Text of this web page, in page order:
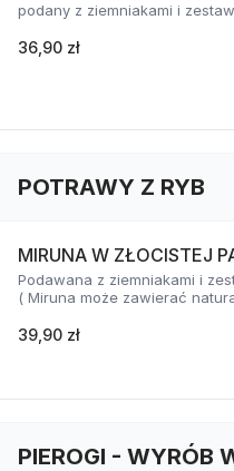
podany z ziemniakami i
36,90 zł
POTRAWY Z RYB
MIRUNA W ZŁOCISTEJ
Podawana z ziemniakami i
( Miruna może zawierać
39,90 zł
PIEROGI - WYRÓB